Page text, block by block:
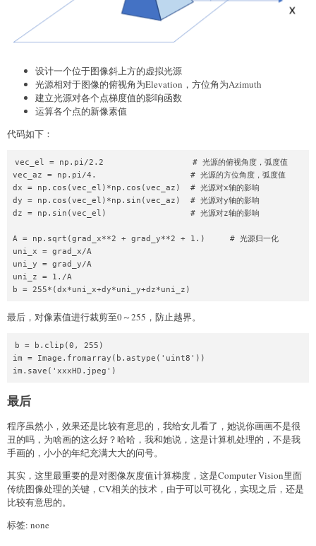
设计一个位于图像斜上方的虚拟光源
光源相对于图像的俯视角为Elevation，方位角为Azimuth
建立光源对各个点梯度值的影响函数
运算各个点的新像素值
代码如下：
vec_el = np.pi/2.2                  # 光源的俯视角度，弧度值
vec_az = np.pi/4.                   # 光源的方位角度，弧度值
dx = np.cos(vec_el)*np.cos(vec_az)  # 光源对x轴的影响
dy = np.cos(vec_el)*np.sin(vec_az)  # 光源对y轴的影响
dz = np.sin(vec_el)                 # 光源对z轴的影响
A = np.sqrt(grad_x**2 + grad_y**2 + 1.)     # 光源归一化
uni_x = grad_x/A
uni_y = grad_y/A
uni_z = 1./A
最后，对像素值进行裁剪至0～255，防止越界。
b = b.clip(0, 255)
im = Image.fromarray(b.astype('uint8'))
最后
程序虽然小，效果还是比较有意思的，我给女儿看了，她说你画画不是很
丑的吗，为啥画的这么好？哈哈，我和她说，这是计算机处理的，不是我
手画的，小小的年纪充满大大的问号。
其实，这里最重要的是对图像灰度值计算梯度，这是Computer Vision里面
传统图像处理的关键，CV相关的技术，由于可以可视化，实现之后，还是
比较有意思的。
标签: none